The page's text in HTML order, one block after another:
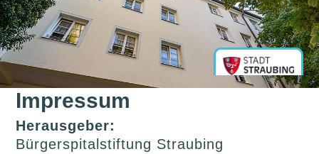
Impressum
Herausgeber:
Bürgerspitalstiftung Straubing